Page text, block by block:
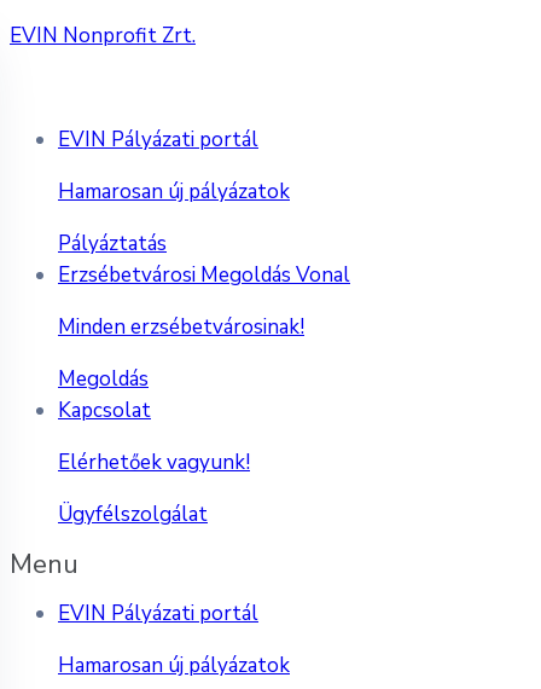
EVIN Nonprofit Zrt.
EVIN Pályázati portál
Hamarosan új pályázatok
Pályáztatás
Erzsébetvárosi Megoldás Vonal
Minden erzsébetvárosinak!
Megoldás
Kapcsolat
Elérhetőek vagyunk!
Ügyfélszolgálat
Menu
EVIN Pályázati portál
Hamarosan új pályázatok